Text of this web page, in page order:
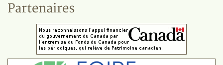
Partenaires